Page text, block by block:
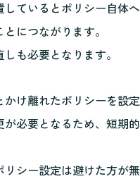
ているとポリシー自体へ
につながります。
も必要となります。
かけ離れたポリシーを設定
必要となるため、短期的
シー設定は避けた方が無